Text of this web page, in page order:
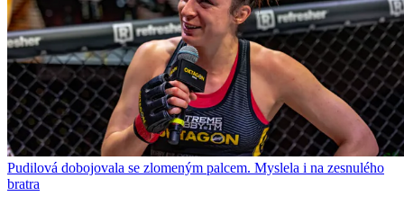
Pudilová dobojovala se zlomeným palcem. Myslela i na zesnulého
bratra